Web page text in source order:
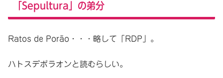
「Sepultura」の弟分
Ratos de Porão・・・略して「RDP」。
ハトスデポラオンと読むらしい。